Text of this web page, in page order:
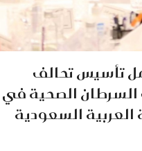
تأسيس تحالف
الصحية في
السعودية